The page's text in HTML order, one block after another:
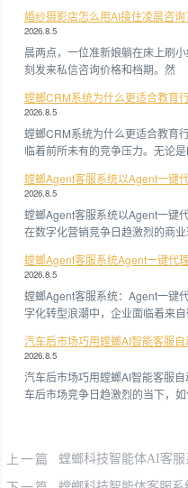
婚纱摄影店怎么用AI接住凌晨咨
2026.8.5
晨两点，一位准新娘躺在床上刷
刻发来私信咨询价格和档期。然
螳螂CRM系统为什么更适合教育行
2026.8.5
螳螂CRM系统为什么更适合教育
临着前所未有的竞争压力。无论是
螳螂Agent客服系统以Agent一键
2026.8.5
螳螂Agent客服系统以Agent一键
在数字化营销竞争日趋激烈的商业
螳螂Agent客服系统Agent一键代
2026.8.5
螳螂Agent客服系统：Agent一键
字化转型浪潮中，企业面临着来自
汽车后市场巧用螳螂AI智能客服
2026.8.5
汽车后市场巧用螳螂AI智能客服
车后市场竞争日趋激烈的当下，如
上一篇 螳螂科技智能体AI客